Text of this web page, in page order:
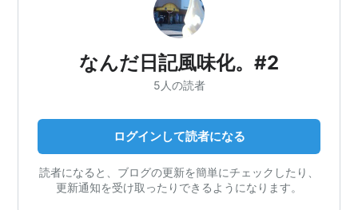
なんだ日記風味化。#2
5人の読者
ログインして読者になる
読者になると、ブログの更新を簡単にチェックしたり、
更新通知を受け取ったりできるようになります。